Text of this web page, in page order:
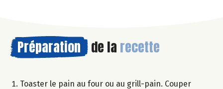
Préparation de la recette
Toaster le pain au four ou au grill-pain. Couper